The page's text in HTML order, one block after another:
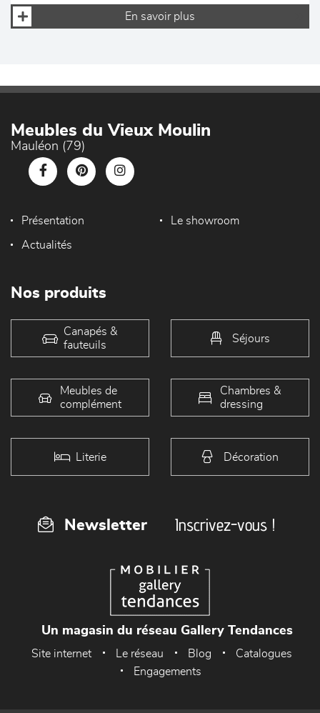
En savoir plus
Meubles du Vieux Moulin
Mauléon (79)
Présentation Le showroom
Actualités
Nos produits
Canapés &
fauteuils
Séjours
Meubles de
complément
Chambres &
dressing
Literie Décoration
Newsletter Inscrivez-vous !
Un magasin du réseau Gallery Tendances
Site internet Le réseau Blog
Catalogues
Engagements